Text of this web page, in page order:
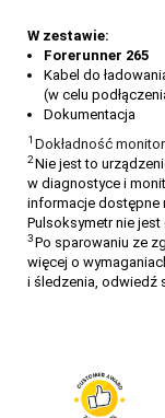
W zestawie:
Forerunner 265
Kabel do
(w celu
Dokumentacja
1 Dokładność
2Nie jest to
w diagnostyce i
informacje dostępne
Pulsoksymetr nie
3Po sparowaniu ze
więcej o
i śledzenia, odwiedź
Mnóstwo osób
w tym roku nie musisz